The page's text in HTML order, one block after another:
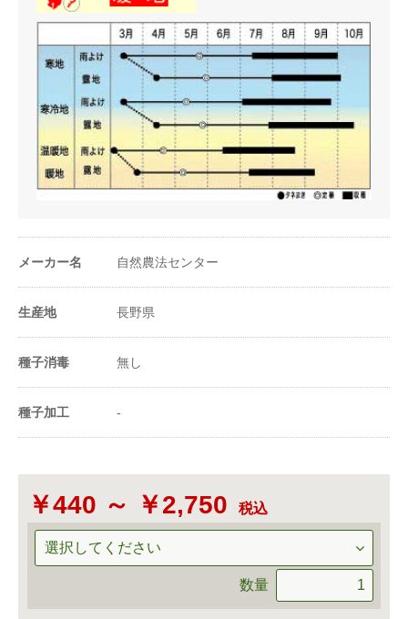
メーカー名 自然農法センター
生産地 長野県
種子消毒 無し
種子加工 -
￥440 ～ ￥2,750 税込
数量